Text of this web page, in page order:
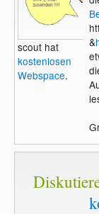
scout hat
kostenlosen
Webspace.
&